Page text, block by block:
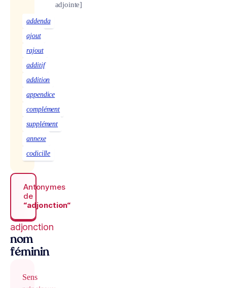
adjointe]
addenda
ajout
rajout
additif
addition
appendice
complément
supplément
annexe
codicille
Antonymes
de
“adjonction“
adjonction
nom
féminin
Sens